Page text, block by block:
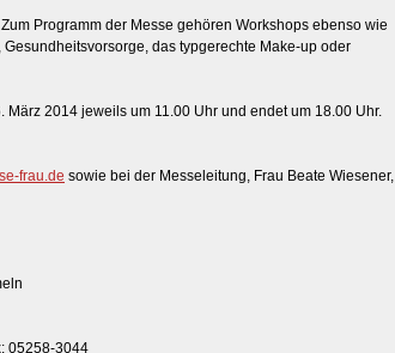
Programm der Messe gehören Workshops ebenso wie
das typgerechte Make-up oder
2014 jeweils um 11.00 Uhr und endet um 18.00 Uhr.
frau.de sowie bei der Messeleitung, Frau Beate Wiesener,
05258-3044